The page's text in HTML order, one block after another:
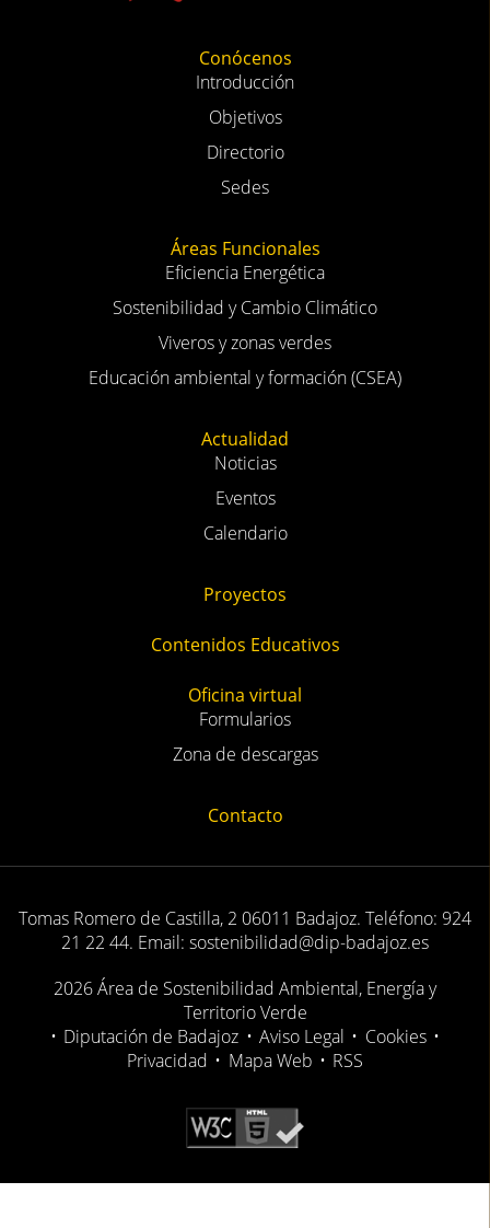
Conócenos
Introducción
Objetivos
Directorio
Sedes
Áreas Funcionales
Eficiencia Energética
Sostenibilidad y Cambio Climático
Viveros y zonas verdes
Educación ambiental y formación (CSEA)
Actualidad
Noticias
Eventos
Calendario
Proyectos
Contenidos Educativos
Oficina virtual
Formularios
Zona de descargas
Contacto
Tomas Romero de Castilla, 2 06011 Badajoz. Teléfono: 924
21 22 44. Email: sostenibilidad@dip-badajoz.es
2026 Área de Sostenibilidad Ambiental, Energía y
Territorio Verde
• Diputación de Badajoz • Aviso Legal • Cookies •
Privacidad • Mapa Web • RSS